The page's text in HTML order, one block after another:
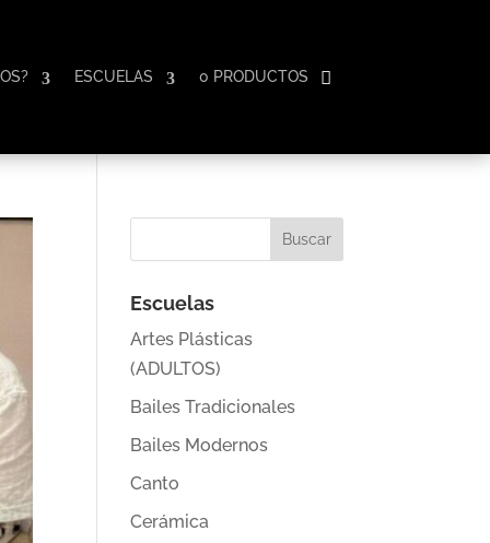
ESCUELAS 0 PRODUCTOS
Escuelas
Artes Plásticas
(ADULTOS)
Bailes Tradicionales
Bailes Modernos
Canto
Cerámica